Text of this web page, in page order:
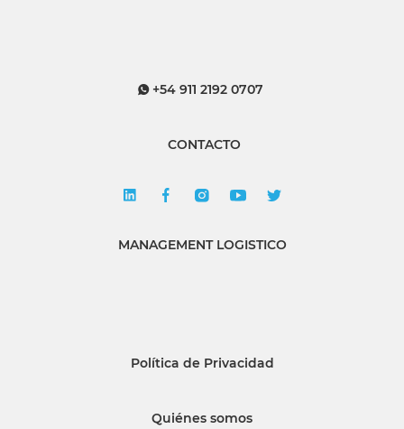
+54 911 2192 0707
CONTACTO
MANAGEMENT LOGISTICO
Política de Privacidad
Quiénes somos